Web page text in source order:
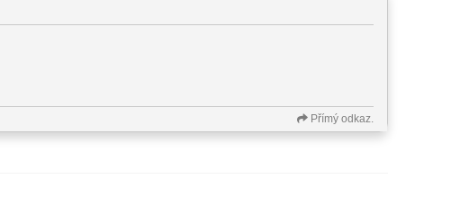
Přímý odkaz.